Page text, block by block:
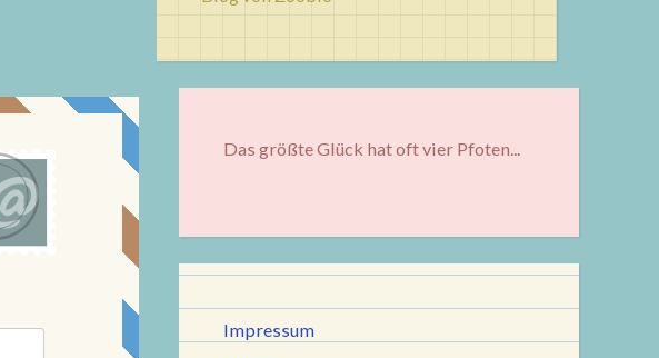
Das größte Glück hat oft vier Pfoten...
Impressum